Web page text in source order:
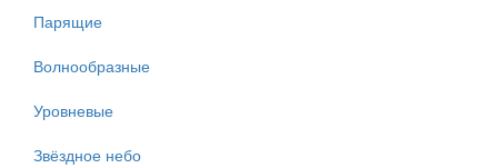
Парящие
Волнообразные
Уровневые
Звёздное небо